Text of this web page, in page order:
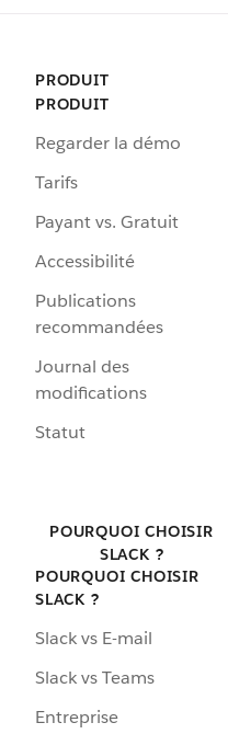
PRODUIT
PRODUIT
Regarder la démo
Tarifs
Payant vs. Gratuit
Accessibilité
Publications
recommandées
Journal des
modifications
Statut
POURQUOI CHOISIR
SLACK ?
POURQUOI CHOISIR
SLACK ?
Slack vs E-mail
Slack vs Teams
Entreprise